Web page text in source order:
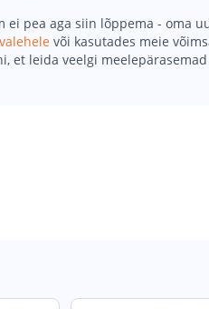
ei pea aga siin lõppema - oma
või kasutades meie
et leida veelgi